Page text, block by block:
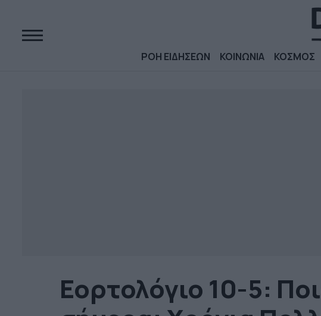
ΡΟΗ ΕΙΔΗΣΕΩΝ ΚΟΙΝΩΝΙΑ ΚΟΣΜΟΣ
Εορτολόγιο 10-5: